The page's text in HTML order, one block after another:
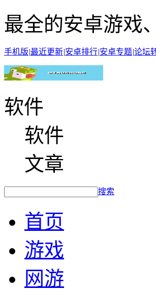
最全的安卓游戏
手机版|最近更新|安卓排行|安卓专题|论坛
软件
软件
文章
搜索
首页
游戏
网游